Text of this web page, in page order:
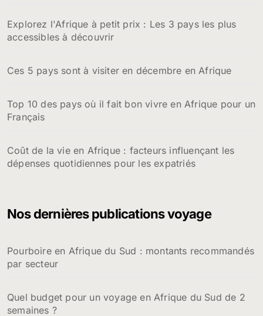
Explorez l'Afrique à petit prix : Les 3 pays les plus
accessibles à découvrir
Ces 5 pays sont à visiter en décembre en Afrique
Top 10 des pays où il fait bon vivre en Afrique pour un
Français
Coût de la vie en Afrique : facteurs influençant les
dépenses quotidiennes pour les expatriés
Nos dernières publications voyage
Pourboire en Afrique du Sud : montants recommandés
par secteur
Quel budget pour un voyage en Afrique du Sud de 2
semaines ?